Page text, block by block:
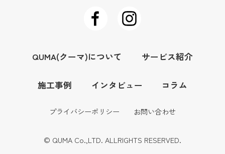
QUMA(クーマ)について サービス紹介
施工事例 インタビュー コラム
プライバシーポリシー お問い合わせ
© QUMA Co.,LTD. ALLRIGHTS RESERVED.